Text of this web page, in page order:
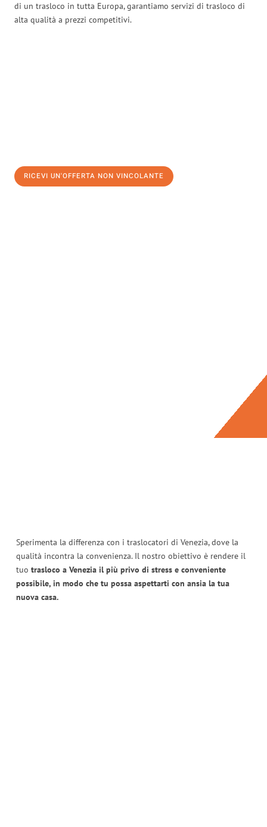
di un trasloco in tutta Europa, garantiamo servizi di trasloco di
alta qualità a prezzi competitivi.
RICEVI UN'OFFERTA NON VINCOLANTE
Sperimenta la differenza con i traslocatori di Venezia, dove la
qualità incontra la convenienza. Il nostro obiettivo è rendere il
tuo trasloco a Venezia il più privo di stress e conveniente
possibile, in modo che tu possa aspettarti con ansia la tua
nuova casa.